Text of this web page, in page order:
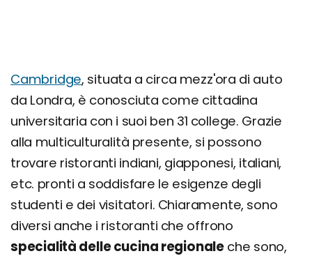
Cambridge, situata a circa mezz'ora di auto
da Londra, è conosciuta come cittadina
universitaria con i suoi ben 31 college. Grazie
alla multiculturalità presente, si possono
trovare ristoranti indiani, giapponesi, italiani,
etc. pronti a soddisfare le esigenze degli
studenti e dei visitatori. Chiaramente, sono
diversi anche i ristoranti che offrono
specialità delle cucina regionaleche sono,